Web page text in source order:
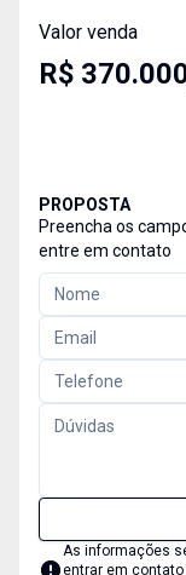
Valor venda
R$
PROPOSTA
Preencha os
entre em contato
As informações
entrar em